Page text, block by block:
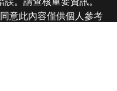
意此內容僅供個人參考